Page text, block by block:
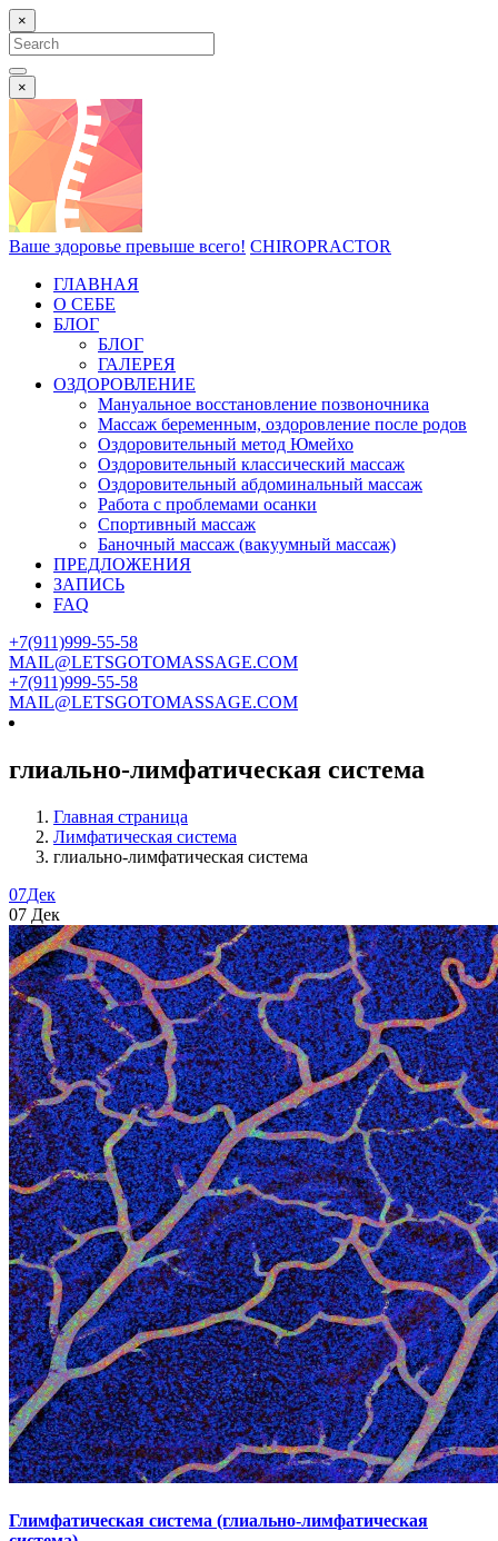
×
Search
for:
Search
×
Ваше здоровье превыше всего! CHIROPRACTOR
ГЛАВНАЯ
О СЕБЕ
БЛОГ
БЛОГ
ГАЛЕРЕЯ
ОЗДОРОВЛЕНИЕ
Мануальное восстановление позвоночника
Массаж беременным, оздоровление после родов
Оздоровительный метод Юмейхо
Оздоровительный классический массаж
Оздоровительный абдоминальный массаж
Работа с проблемами осанки
Спортивный массаж
Баночный массаж (вакуумный массаж)
ПРЕДЛОЖЕНИЯ
ЗАПИСЬ
FAQ
+7(911)999-55-58
MAIL@LETSGOTOMASSAGE.COM
+7(911)999-55-58
MAIL@LETSGOTOMASSAGE.COM
глиально-лимфатическая система
Главная страница
Лимфатическая система
глиально-лимфатическая система
07Дек
07 Дек
Глимфатическая система (глиально-лимфатическая